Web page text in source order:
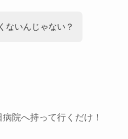
ないんじゃない？
院へ持って行くだけ！